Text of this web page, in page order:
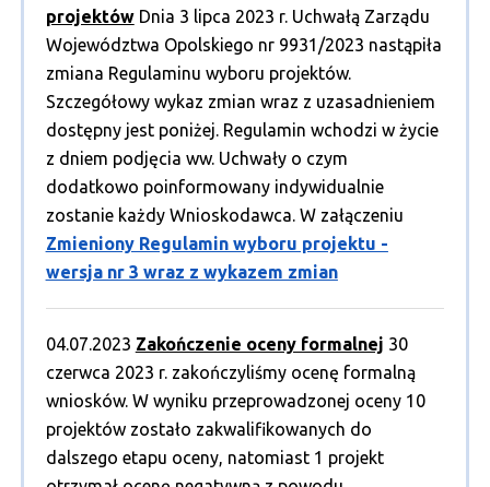
projektówDnia 3 lipca 2023 r. Uchwałą Zarządu
Województwa Opolskiego nr 9931/2023 nastąpiła
zmiana Regulaminu wyboru projektów.
Szczegółowy wykaz zmian wraz z uzasadnieniem
dostępny jest poniżej. Regulamin wchodzi w życie
z dniem podjęcia ww. Uchwały o czym
dodatkowo poinformowany indywidualnie
zostanie każdy Wnioskodawca. W załączeniu
Zmieniony Regulamin wyboru projektu -
wersja nr 3 wraz z wykazem zmian
04.07.2023 Zakończenie oceny formalnej 30
czerwca 2023 r. zakończyliśmy ocenę formalną
wniosków. W wyniku przeprowadzonej oceny 10
projektów zostało zakwalifikowanych do
dalszego etapu oceny, natomiast 1 projekt